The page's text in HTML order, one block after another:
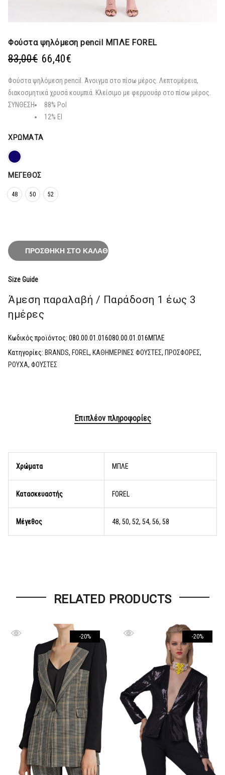
Φούστα ψηλόμεση pencil ΜΠΛΕ FOREL
83,00€ Original
was:
83,00€.
66,40€
τιμή
είναι:
Φούστα ψηλόμεση pencil. Άνοιγμα στο πίσω μέρος. Λεπτομέρεια,
διακοσμητικά χρυσά κουμπιά. Κλείσιμο με φερμουάρ στο πίσω μέρος.
ΣΥΝΘΕΣΗ
88% Pol
12% El
ΧΡΏΜΑΤΑ
ΜΈΓΕΘΟΣ
48 50 52
ΠΡΟΣΘΉΚΗ ΣΤΟ ΚΑΛΆΘΙ
Size Guide
Άμεση παραλαβή / Παράδoση 1 έως 3
ημέρες
Κωδικός προϊόντος: 080.00.01.016080.00.01.016ΜΠΛΕ
Κατηγορίες: BRANDS, FOREL , ΚΑΘΗΜΕΡΙΝΕΣ ΦΟΥΣΤΕΣ, ΠΡΟΣΦΟΡΕΣ,
ΡΟΥΧΑ, ΦΟΥΣΤΕΣ
Επιπλέον πληροφορίες
Χρώματα ΜΠΛΕ
Κατασκευαστής FOREL
Μέγεθος 48, 50, 52, 54, 56, 58
RELATED PRODUCTS
-20% -20%